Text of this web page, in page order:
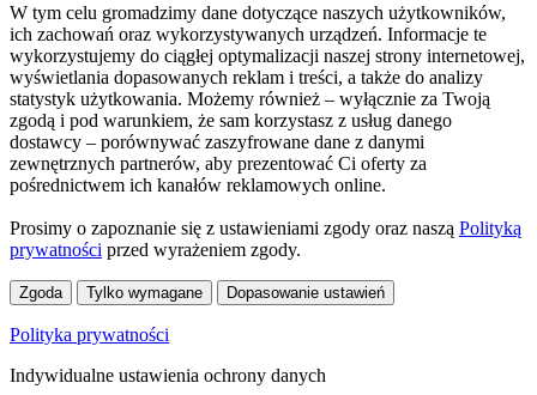
W tym celu gromadzimy dane dotyczące naszych użytkowników,
ich zachowań oraz wykorzystywanych urządzeń. Informacje te
wykorzystujemy do ciągłej optymalizacji naszej strony internetowej,
wyświetlania dopasowanych reklam i treści, a także do analizy
statystyk użytkowania. Możemy również – wyłącznie za Twoją
zgodą i pod warunkiem, że sam korzystasz z usług danego
dostawcy – porównywać zaszyfrowane dane z danymi
zewnętrznych partnerów, aby prezentować Ci oferty za
pośrednictwem ich kanałów reklamowych online.
Prosimy o zapoznanie się z ustawieniami zgody oraz naszą Polityką
prywatności przed wyrażeniem zgody.
Zgoda Tylko wymagane Dopasowanie ustawień
Polityka prywatności
Indywidualne ustawienia ochrony danych